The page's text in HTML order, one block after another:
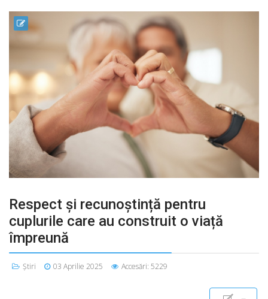
Respect și recunoștință pentru
cuplurile care au construit o viață
împreună
Știri 03 Aprilie 2025 Accesări: 5229